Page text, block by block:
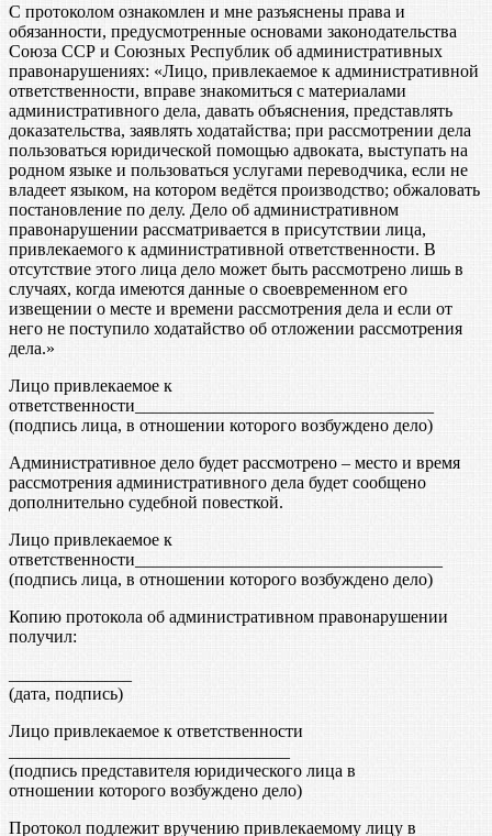
С протоколом ознакомлен и мне разъяснены права и
обязанности, предусмотренные основами законодательства
Союза ССР и Союзных Республик об административных
правонарушениях: «Лицо, привлекаемое к административной
ответственности, вправе знакомиться с материалами
административного дела, давать объяснения, представлять
доказательства, заявлять ходатайства; при рассмотрении дела
пользоваться юридической помощью адвоката, выступать на
родном языке и пользоваться услугами переводчика, если не
владеет языком, на котором ведётся производство; обжаловать
постановление по делу. Дело об административном
правонарушении рассматривается в присутствии лица,
привлекаемого к административной ответственности. В
отсутствие этого лица дело может быть рассмотрено лишь в
случаях, когда имеются данные о своевременном его
извещении о месте и времени рассмотрения дела и если от
него не поступило ходатайство об отложении рассмотрения
дела.»
Лицо привлекаемое к
ответственности__________________________________
(подпись лица, в отношении которого возбуждено дело)
Административное дело будет рассмотрено – место и время
рассмотрения административного дела будет сообщено
дополнительно судебной повесткой.
Лицо привлекаемое к
ответственности___________________________________
(подпись лица, в отношении которого возбуждено дело)
Копию протокола об административном правонарушении
получил:
(дата, подпись)
Лицо привлекаемое к ответственности
(подпись представителя юридического лица в
отношении которого возбуждено дело)
Протокол подлежит вручению привлекаемому лицу в